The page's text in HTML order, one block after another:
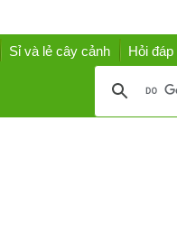
Sỉ và lẻ cây cảnh Hỏi đáp